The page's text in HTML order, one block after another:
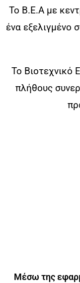
Το Β.Ε.Α με
ένα εξελιγμένο
Το Βιοτεχνικό
πλήθους
Μέσω της